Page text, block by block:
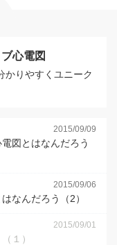
心電図
かりやすくユニーク
2015/09/09
図とはなんだろう
2015/09/06
なんだろう（2）
2015/09/01
１）